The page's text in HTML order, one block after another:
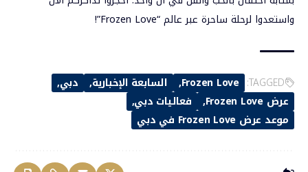
واستعدوا لرحلة ساحرة عبر عالم “Frozen Love”!
TAGGED:
Frozen Love السابعة الإخبارية
دبي
عرض Frozen Love
فعاليات دبي
موعد عرض Frozen Love في دبي